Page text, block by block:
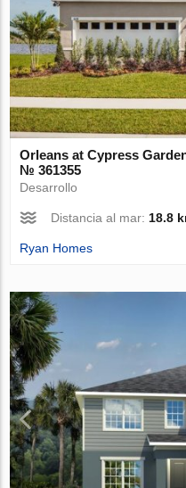
Orleans at Cypress
№ 361355
Desarrollo
Distancia al mar:18.8
Ryan Homes